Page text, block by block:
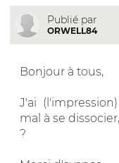
Publié par
ORWELL84
Bonjour à tous,
J'ai
mal à se
?